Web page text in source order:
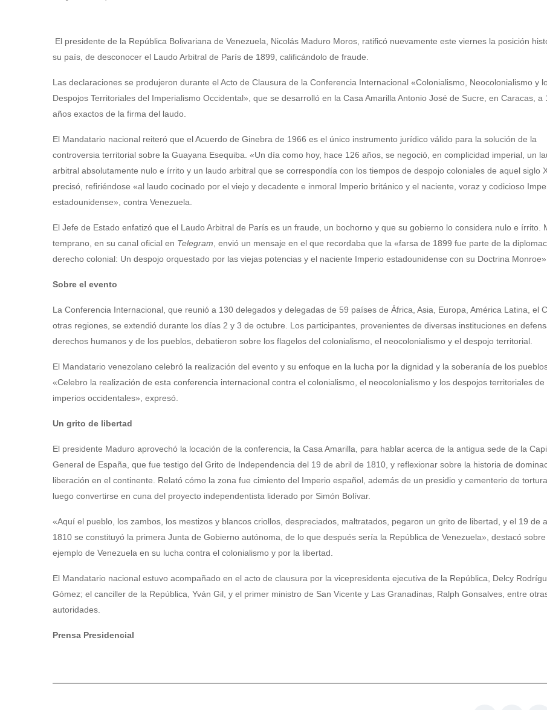
El presidente de la República Bolivariana de Venezuela, Nicolás Maduro Moros, ratificó nuevamente este viernes la posición
su país, de desconocer el Laudo Arbitral de París de 1899, calificándolo de fraude.
Las declaraciones se produjeron durante el Acto de Clausura de la Conferencia Internacional «Colonialismo, Neocolonialismo y
Despojos Territoriales del Imperialismo Occidental», que se desarrolló en la Casa Amarilla Antonio José de Sucre, en Caracas, a
años exactos de la firma del laudo.
El Mandatario nacional reiteró que el Acuerdo de Ginebra de 1966 es el único instrumento jurídico válido para la solución de la
controversia territorial sobre la Guayana Esequiba. «Un día como hoy, hace 126 años, se negoció, en complicidad imperial, un
arbitral absolutamente nulo e írrito y un laudo arbitral que se correspondía con los tiempos de despojo coloniales de aquel siglo
precisó, refiriéndose «al laudo cocinado por el viejo y decadente e inmoral Imperio británico y el naciente, voraz y codicioso
estadounidense», contra Venezuela.
El Jefe de Estado enfatizó que el Laudo Arbitral de París es un fraude, un bochorno y que su gobierno lo considera nulo e írrito.
temprano, en su canal oficial en Telegram , envió un mensaje en el que recordaba que la «farsa de 1899 fue parte de la
derecho colonial: Un despojo orquestado por las viejas potencias y el naciente Imperio estadounidense con su Doctrina Monroe».
Sobre el evento
La Conferencia Internacional, que reunió a 130 delegados y delegadas de 59 países de África, Asia, Europa, América Latina, el
otras regiones, se extendió durante los días 2 y 3 de octubre. Los participantes, provenientes de diversas instituciones en
derechos humanos y de los pueblos, debatieron sobre los flagelos del colonialismo, el neocolonialismo y el despojo territorial.
El Mandatario venezolano celebró la realización del evento y su enfoque en la lucha por la dignidad y la soberanía de los
«Celebro la realización de esta conferencia internacional contra el colonialismo, el neocolonialismo y los despojos territoriales de
imperios occidentales», expresó.
Un grito de libertad
El presidente Maduro aprovechó la locación de la conferencia, la Casa Amarilla, para hablar acerca de la antigua sede de la
General de España, que fue testigo del Grito de Independencia del 19 de abril de 1810, y reflexionar sobre la historia de
liberación en el continente. Relató cómo la zona fue cimiento del Imperio español, además de un presidio y cementerio de
luego convertirse en cuna del proyecto independentista liderado por Simón Bolívar.
«Aquí el pueblo, los zambos, los mestizos y blancos criollos, despreciados, maltratados, pegaron un grito de libertad, y el 19 de
1810 se constituyó la primera Junta de Gobierno autónoma, de lo que después sería la República de Venezuela», destacó
ejemplo de Venezuela en su lucha contra el colonialismo y por la libertad.
El Mandatario nacional estuvo acompañado en el acto de clausura por la vicepresidenta ejecutiva de la República, Delcy
Gómez; el canciller de la República, Yván Gil, y el primer ministro de San Vicente y Las Granadinas, Ralph Gonsalves, entre
autoridades.
Prensa Presidencial